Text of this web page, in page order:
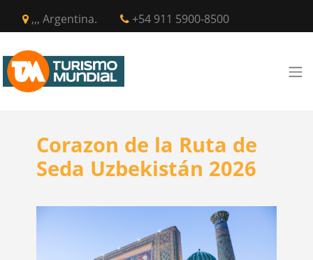
,,, Argentina. +54 911 5900-8500
Corazon de la Ruta de
Seda Uzbekistán 2026